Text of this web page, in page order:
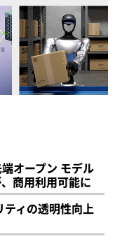
オープン モデル
商用利用可能に
ィの透明性向上